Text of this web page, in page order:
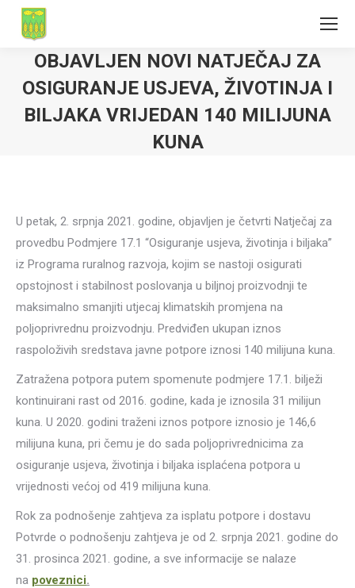
OBJAVLJEN NOVI NATJEČAJ ZA
OSIGURANJE USJEVA, ŽIVOTINJA I
BILJAKA VRIJEDAN 140 MILIJUNA
KUNA
U petak, 2. srpnja 2021. godine, objavljen je četvrti Natječaj za
provedbu Podmjere 17.1 “Osiguranje usjeva, životinja i biljaka”
iz Programa ruralnog razvoja, kojim se nastoji osigurati
opstojnost i stabilnost poslovanja u biljnoj proizvodnji te
maksimalno smanjiti utjecaj klimatskih promjena na
poljoprivrednu proizvodnju. Predviđen ukupan iznos
raspoloživih sredstava javne potpore iznosi 140 milijuna kuna.
Zatražena potpora putem spomenute podmjere 17.1. bilježi
kontinuirani rast od 2016. godine, kada je iznosila 31 milijun
kuna. U 2020. godini traženi iznos potpore iznosio je 146,6
milijuna kuna, pri čemu je do sada poljoprivrednicima za
osiguranje usjeva, životinja i biljaka isplaćena potpora u
vrijednosti većoj od 419 milijuna kuna.
Rok za podnošenje zahtjeva za isplatu potpore i dostavu
Potvrde o podnošenju zahtjeva je od 2. srpnja 2021. godine do
31. prosinca 2021. godine, a sve informacije se nalaze
na poveznici.